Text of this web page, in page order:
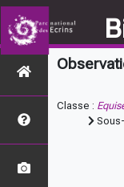
Classe :